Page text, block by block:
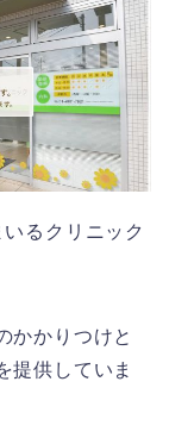
るクリニック
かかりつけと
提供していま